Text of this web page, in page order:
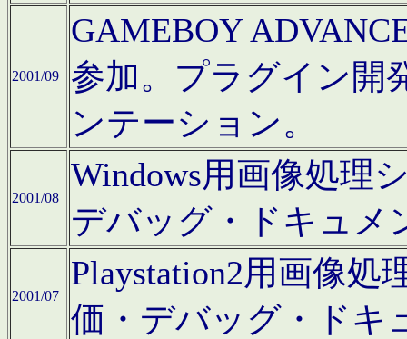
2001/09
GAMEBOY
参加。プラグイン開
ンテーション。
2001/08
Windows用画像処理
デバッグ・ドキュメ
2001/07
Playstation2用画像
価・デバッグ・ドキ